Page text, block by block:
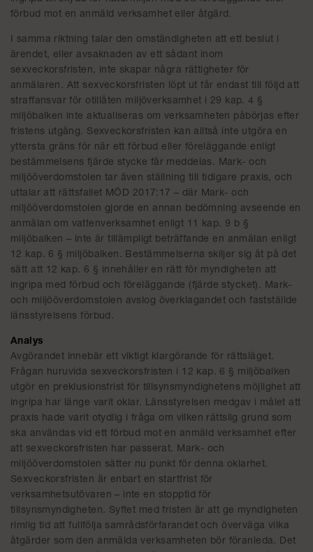
förbud mot en anmäld verksamhet eller åtgärd.
I samma riktning talar den omständigheten att ett beslut i
ärendet, eller avsaknaden av ett sådant inom
sexveckorsfristen, inte skapar några rättigheter för
anmälaren. Att sexveckorsfristen löpt ut får endast till följd att
straffansvar för otillåten miljöverksamhet i 29 kap. 4 §
miljöbalken inte aktualiseras om verksamheten påbörjas efter
fristens utgång. Sexveckorsfristen kan alltså inte utgöra en
yttersta gräns för när ett förbud eller föreläggande enligt
bestämmelsens fjärde stycke får meddelas. Mark- och
miljööverdomstolen tar även ställning till tidigare praxis, och
uttalar att rättsfallet MÖD 2017:17 – där Mark- och
miljööverdomstolen gjorde en annan bedömning avseende en
anmälan om vattenverksamhet enligt 11 kap. 9 b §
miljöbalken – inte är tillämpligt beträffande en anmälan enligt
12 kap. 6 § miljöbalken. Bestämmelserna skiljer sig åt på det
sätt att 12 kap. 6 § innehåller en rätt för myndigheten att
ingripa med förbud och föreläggande (fjärde stycket). Mark-
och miljööverdomstolen avslog överklagandet och fastställde
länsstyrelsens förbud.
Analys
Avgörandet innebär ett viktigt klargörande för rättsläget.
Frågan huruvida sexveckorsfristen i 12 kap. 6 § miljöbalken
utgör en preklusionsfrist för tillsynsmyndighetens möjlighet att
ingripa har länge varit oklar. Länsstyrelsen medgav i målet att
praxis hade varit otydlig i fråga om vilken rättslig grund som
ska användas vid ett förbud mot en anmäld verksamhet efter
att sexveckorsfristen har passerat. Mark- och
miljööverdomstolen sätter nu punkt för denna oklarhet.
Sexveckorsfristen är enbart en startfrist för
verksamhetsutövaren – inte en stopptid för
tillsynsmyndigheten. Syftet med fristen är att ge myndigheten
rimlig tid att fullfölja samrådsförfarandet och överväga vilka
åtgärder som den anmälda verksamheten bör föranleda. Det